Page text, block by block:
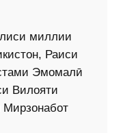
миллии
Раиси
Эмомалӣ
Вилояти